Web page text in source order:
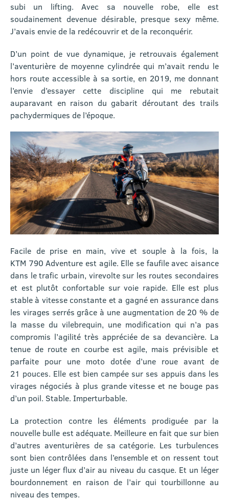
subi un lifting. Avec sa nouvelle robe, elle est
soudainement devenue désirable, presque sexy même.
J’avais envie de la redécouvrir et de la reconquérir.
D’un point de vue dynamique, je retrouvais également
l’aventurière de moyenne cylindrée qui m’avait rendu le
hors route accessible à sa sortie, en 2019, me donnant
l’envie d’essayer cette discipline qui me rebutait
auparavant en raison du gabarit déroutant des trails
pachydermiques de l’époque.
Facile de prise en main, vive et souple à la fois, la
KTM 790 Adventure est agile. Elle se faufile avec aisance
dans le trafic urbain, virevolte sur les routes secondaires
et est plutôt confortable sur voie rapide. Elle est plus
stable à vitesse constante et a gagné en assurance dans
les virages serrés grâce à une augmentation de 20 % de
la masse du vilebrequin, une modification qui n’a pas
compromis l’agilité très appréciée de sa devancière. La
tenue de route en courbe est agile, mais prévisible et
parfaite pour une moto dotée d’une roue avant de
21 pouces. Elle est bien campée sur ses appuis dans les
virages négociés à plus grande vitesse et ne bouge pas
d’un poil. Stable. Imperturbable.
La protection contre les éléments prodiguée par la
nouvelle bulle est adéquate. Meilleure en fait que sur bien
d’autres aventurières de sa catégorie. Les turbulences
sont bien contrôlées dans l’ensemble et on ressent tout
juste un léger flux d’air au niveau du casque. Et un léger
bourdonnement en raison de l’air qui tourbillonne au
niveau des tempes.